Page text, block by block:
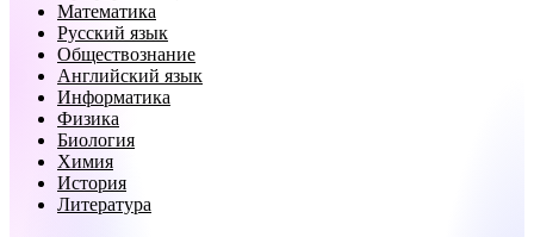
Математика
Русский язык
Обществознание
Английский язык
Информатика
Физика
Биология
Химия
История
Литература